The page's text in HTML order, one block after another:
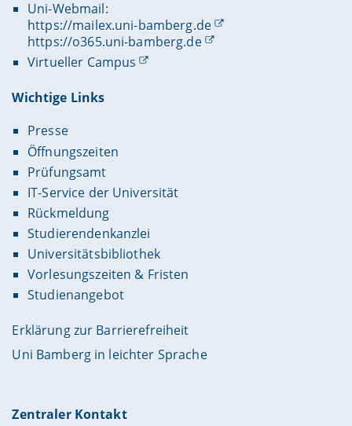
Uni-Webmail:
https://mailex.uni-bamberg.de
https://o365.uni-bamberg.de
Virtueller Campus
Wichtige Links
Presse
Öffnungszeiten
Prüfungsamt
IT-Service der Universität
Rückmeldung
Studierendenkanzlei
Universitätsbibliothek
Vorlesungszeiten & Fristen
Studienangebot
Erklärung zur Barrierefreiheit
Uni Bamberg in leichter Sprache
Zentraler Kontakt